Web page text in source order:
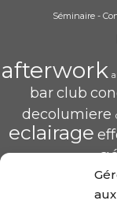
Séminaire -
afterwork
barclub
decolumiere
eclairage
groupe
mariage